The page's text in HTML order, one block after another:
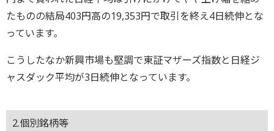
たものの結局403円高の19,353円で取引を終え4日続伸とな
っています。
こうしたなか新興市場も堅調で東証マザーズ指数と日経ジ
ャスダック平均が3日続伸となっています。
2.個別銘柄等